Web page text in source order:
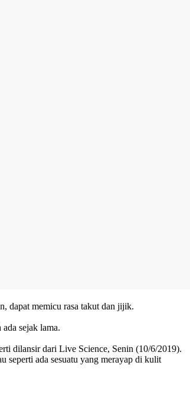
dapat memicu rasa takut dan jijik.
sejak lama.
dilansir dari Live Science, Senin (10/6/2019).
seperti ada sesuatu yang merayap di kulit